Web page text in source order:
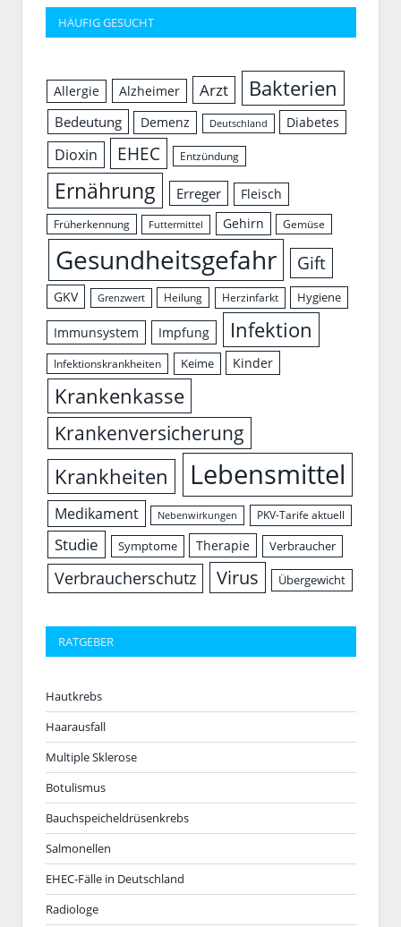
HÄUFIG GESUCHT
Allergie Alzheimer Arzt Bakterien
Bedeutung Demenz Deutschland Diabetes
Dioxin EHEC Entzündung
Ernährung Erreger Fleisch
Früherkennung Futtermittel Gehirn Gemüse
Gesundheitsgefahr Gift
GKV Grenzwert Heilung Herzinfarkt Hygiene
Immunsystem Impfung Infektion
Infektionskrankheiten Keime Kinder
Krankenkasse
Krankenversicherung
Krankheiten Lebensmittel
Medikament Nebenwirkungen PKV-Tarife aktuell
Studie Symptome Therapie Verbraucher
Verbraucherschutz Virus Übergewicht
RATGEBER
Hautkrebs
Haarausfall
Multiple Sklerose
Botulismus
Bauchspeicheldrüsenkrebs
Salmonellen
EHEC-Fälle in Deutschland
Radiologe